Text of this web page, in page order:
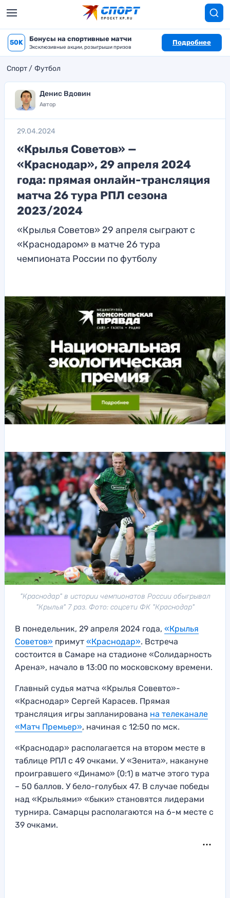
50K Бонусы на спортивные матчи
Эксклюзивные акции, розыгрыши призов
Подробнее
Спорт Футбол
Денис Вдовин
Автор
29.04.2024
«Крылья Советов» —
«Краснодар», 29 апреля 2024
года: прямая онлайн-трансляция
матча 26 тура РПЛ сезона
2023/2024
«Крылья Советов» 29 апреля сыграют с
«Краснодаром» в матче 26 тура
чемпионата России по футболу
"Краснодар" в истории чемпионатов России обыгрывал
"Крылья" 7 раз. Фото: соцсети ФК "Краснодар"
В понедельник, 29 апреля 2024 года, «Крылья
Советов» примут «Краснодар». Встреча
состоится в Самаре на стадионе «Солидарность
Арена», начало в 13:00 по московскому времени.
Главный судья матча «Крылья Совевто»-
«Краснодар» Сергей Карасев. Прямая
трансляция игры запланирована на телеканале
«Матч Премьер», начиная с 12:50 по мск.
«Краснодар» располагается на втором месте в
таблице РПЛ с 49 очками. У «Зенита», накануне
проигравшего «Динамо» (0:1) в матче этого тура
– 50 баллов. У бело-голубых 47. В случае победы
над «Крыльями» «быки» становятся лидерами
турнира. Самарцы располагаются на 6-м месте с
39 очками.